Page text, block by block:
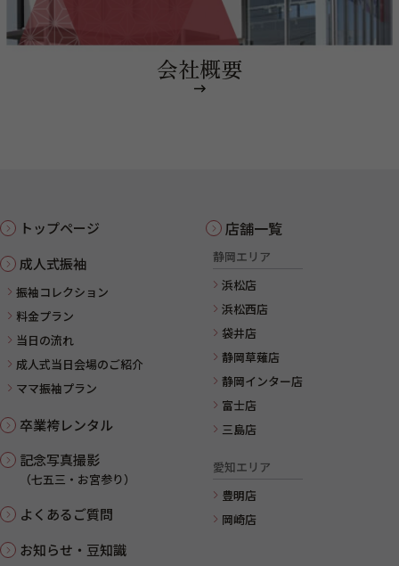
会社概要
トップページ
成人式振袖
振袖コレクション
料金プラン
当日の流れ
成人式当日会場のご紹介
ママ振袖プラン
卒業袴レンタル
記念写真撮影
（七五三・お宮参り）
よくあるご質問
お知らせ・豆知識
店舗一覧
静岡エリア
浜松店
浜松西店
袋井店
静岡草薙店
静岡インター店
富士店
三島店
愛知エリア
豊明店
岡崎店